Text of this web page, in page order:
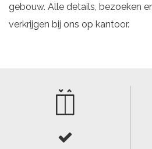
gebouw. Alle details, bezoeken
verkrijgen bij ons op kantoor.